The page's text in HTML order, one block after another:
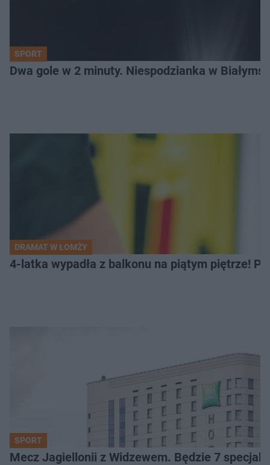
SPORT
Dwa gole w 2 minuty. Niespodzianka w
DRAMAT W ŁOMŻY
4-latka wypadła z balkonu na piątym piętrze!
SPORT
Mecz Jagiellonii z Widzewem. Będzie 7